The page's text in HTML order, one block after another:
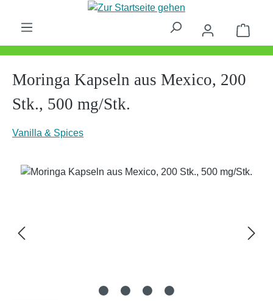
Zum Hauptinhalt springen
Moringa Kapseln aus Mexico, 200
Stk., 500 mg/Stk.
Vanilla & Spices
Bildergalerie überspringen